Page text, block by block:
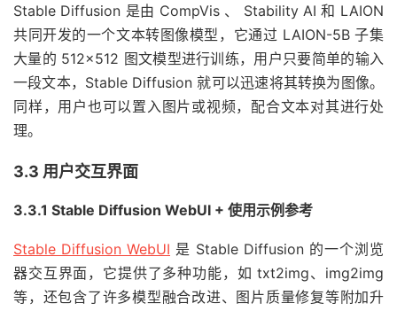
Stable Diffusion 是由 CompVis 、 Stability AI 和 LAION
共同开发的一个文本转图像模型，它通过 LAION-5B 子集
大量的 512×512 图文模型进行训练，用户只要简单的输入
一段文本，Stable Diffusion 就可以迅速将其转换为图像。
同样，用户也可以置入图片或视频，配合文本对其进行处
理。
3.3 用户交互界面
3.3.1 Stable Diffusion WebUI + 使用示例参考
Stable Diffusion WebUI 是 Stable Diffusion 的一个浏览
器交互界面，它提供了多种功能，如 txt2img、img2img
等，还包含了许多模型融合改进、图片质量修复等附加升